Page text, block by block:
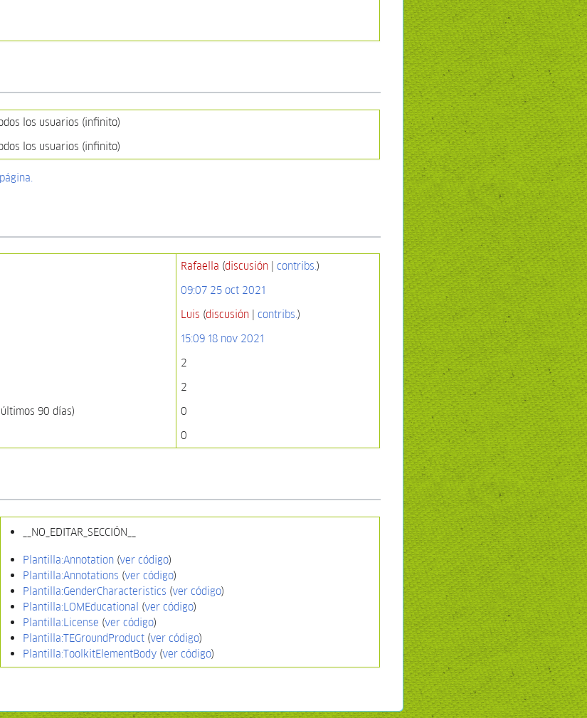
los usuarios (infinito)
los usuarios (infinito)
Rafaella (discusión |contribs.)
09:07 25 oct 2021
Luis (discusión |contribs.)
15:09 18 nov 2021
2
2
90 días)
0
0
__NO_EDITAR_SECCIÓN__
Plantilla:Annotation(ver código)
Plantilla:Annotations (ver código)
Plantilla:GenderCharacteristics (ver código)
Plantilla:LOMEducational (ver código)
Plantilla:License (ver código)
Plantilla:TEGroundProduct(ver código)
Plantilla:ToolkitElementBody(ver código)